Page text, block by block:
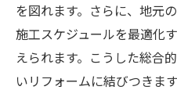
を図れます。さらに、地元
施工スケジュールを最適化
えられます。こうした総合
いリフォームに結びつきます